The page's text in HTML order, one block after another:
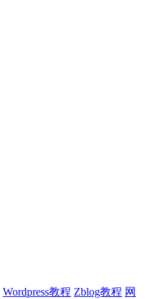
Wordpress教程 Zblog教程 网